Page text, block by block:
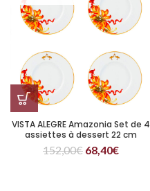
VISTA ALEGRE Amazonia Set de 4
assiettes à dessert 22 cm
152,00€ 68,40€